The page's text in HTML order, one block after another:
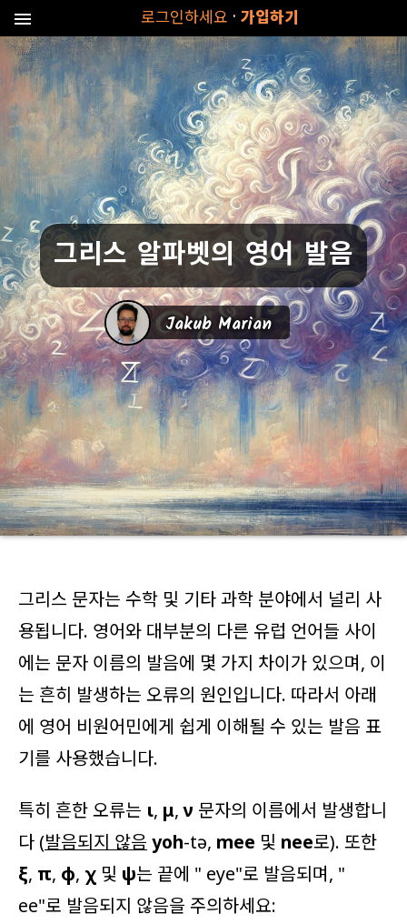
menu 로그인하세요 · 가입하기
그리스 알파벳의 영어 발음
Jakub Marian
그리스 문자는 수학 및 기타 과학 분야에서 널리 사
용됩니다. 영어와 대부분의 다른 유럽 언어들 사이
에는 문자 이름의 발음에 몇 가지 차이가 있으며, 이
는 흔히 발생하는 오류의 원인입니다. 따라서 아래
에 영어 비원어민에게 쉽게 이해될 수 있는 발음 표
기를 사용했습니다.
특히 흔한 오류는 ι, μ,ν 문자의 이름에서 발생합니
다 (발음되지 않음 yoh-tə, mee 및 nee로). 또한
ξ, π, φ, χ 및 ψ는 끝에 " eye"로 발음되며, "
ee"로 발음되지 않음을 주의하세요: